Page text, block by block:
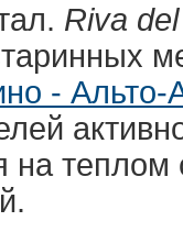
Riva
- Альто-
на